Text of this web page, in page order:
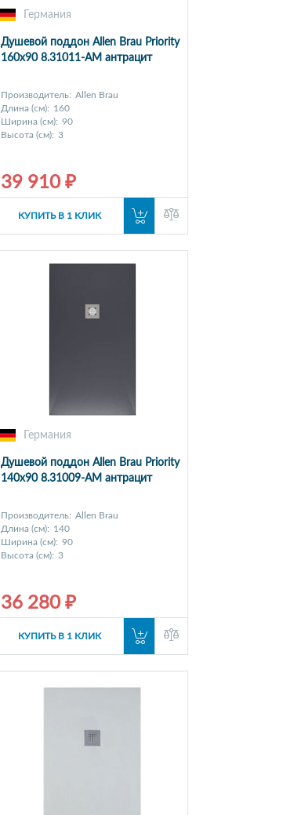
Германия
Душевой поддон Allen Brau Priority
160x90 8.31011-AM антрацит
Производитель: Allen Brau
Длина (см): 160
Ширина (см): 90
Высота (см): 3
39 910 ₽
КУПИТЬ В 1 КЛИК
Германия
Душевой поддон Allen Brau Priority
140x90 8.31009-AM антрацит
Производитель: Allen Brau
Длина (см): 140
Ширина (см): 90
Высота (см): 3
36 280 ₽
КУПИТЬ В 1 КЛИК